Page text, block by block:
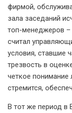
фирмой,
зала заседаний
топ-менеджеров –
считал
условия, ставшие
трезвость в
четкое понимание
стремится,
В тот же период в